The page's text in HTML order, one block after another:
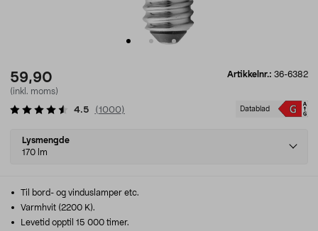
59,90
(inkl. moms)
Artikkelnr.: 36-6382
Datablad
4.5 (1000)
Select
variant
Lysmengde
170 lm
Til bord- og vinduslamper etc.
Varmhvit (2200 K).
Levetid opptil 15 000 timer.